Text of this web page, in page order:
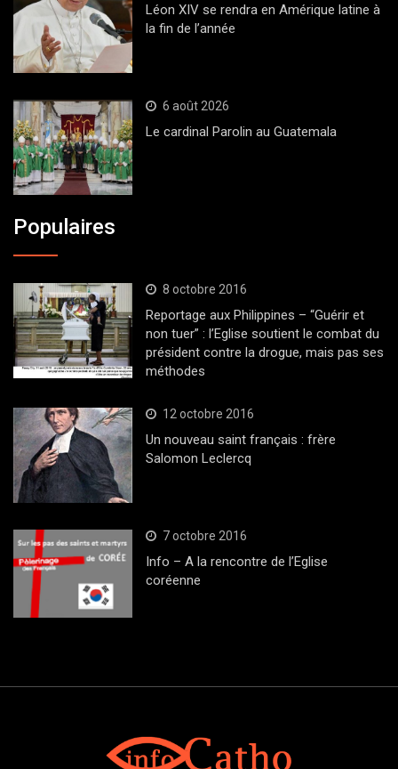
Léon XIV se rendra en Amérique latine à
la fin de l’année
6 août 2026
Le cardinal Parolin au Guatemala
Populaires
8 octobre 2016
Reportage aux Philippines – “Guérir et
non tuer” : l’Eglise soutient le combat du
président contre la drogue, mais pas ses
méthodes
12 octobre 2016
Un nouveau saint français : frère
Salomon Leclercq
7 octobre 2016
Info – A la rencontre de l’Eglise
coréenne